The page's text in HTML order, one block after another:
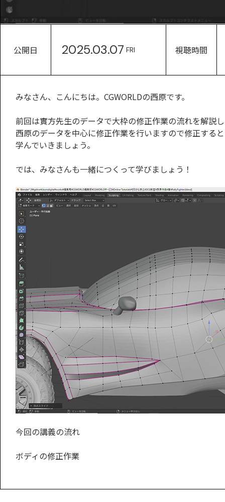
公開日 2025.03.07 FRI 視聴時間
みなさん、こんにちは。CGWORLDの西原です。
前回は實方先生のデータで大枠の修正作業の流れを解説
西原のデータを中心に修正作業を行いますので修正する
学んでいきましょう。
では、みなさんも一緒につくって学びましょう！
今回の講義の流れ
ボディの修正作業